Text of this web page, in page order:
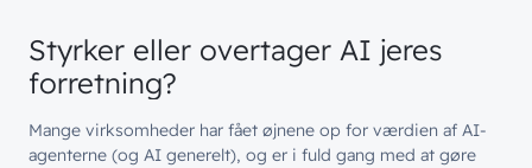
Styrker eller overtager AI jeres
forretning?
Mange virksomheder har fået øjnene op for værdien af AI-
agenterne (og AI generelt), og er i fuld gang med at gøre